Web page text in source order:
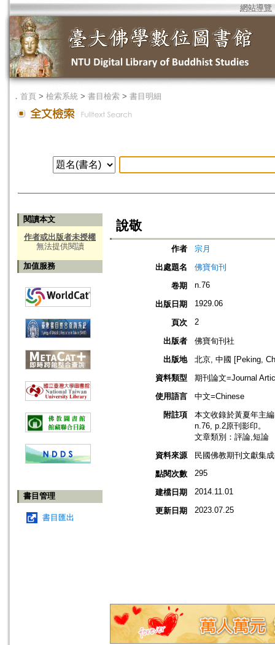
網站導覽
． 首頁 > 檢索系統 > 書目檢索 > 書目明細
閱讀本文
作者或出版者未授權
無法提供閱讀
加值服務
書目管理
書目匯出
說敬
作者
宗月
出處題名
佛寶旬刊
卷期
n.76
出版日期 1929.06
頁次 2
出版者
佛寶旬刊社
出版地
北京, 中國 [Peking,
資料類型
期刊論文=Journal
使用語言
中文=Chinese
附註項
本文收錄於黃夏年主
n.76, p.2原刊影印。
文章類別：評論,短論
資料來源
民國佛教期刊文獻集
點閱次數
295
建檔日期 2014.11.01
更新日期 2023.07.25